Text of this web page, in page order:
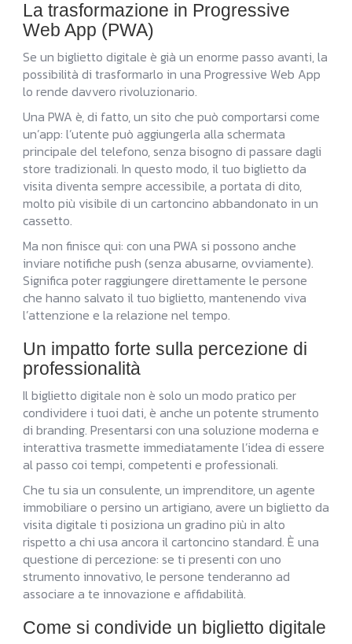
La trasformazione in Progressive
Web App (PWA)
Se un biglietto digitale è già un enorme passo avanti, la
possibilità di trasformarlo in una Progressive Web App
lo rende davvero rivoluzionario.
Una PWA è, di fatto, un sito che può comportarsi come
un’app: l’utente può aggiungerla alla schermata
principale del telefono, senza bisogno di passare dagli
store tradizionali. In questo modo, il tuo biglietto da
visita diventa sempre accessibile, a portata di dito,
molto più visibile di un cartoncino abbandonato in un
cassetto.
Ma non finisce qui: con una PWA si possono anche
inviare notifiche push (senza abusarne, ovviamente).
Significa poter raggiungere direttamente le persone
che hanno salvato il tuo biglietto, mantenendo viva
l’attenzione e la relazione nel tempo.
Un impatto forte sulla percezione di
professionalità
Il biglietto digitale non è solo un modo pratico per
condividere i tuoi dati, è anche un potente strumento
di branding. Presentarsi con una soluzione moderna e
interattiva trasmette immediatamente l’idea di essere
al passo coi tempi, competenti e professionali.
Che tu sia un consulente, un imprenditore, un agente
immobiliare o persino un artigiano, avere un biglietto da
visita digitale ti posiziona un gradino più in alto
rispetto a chi usa ancora il cartoncino standard. È una
questione di percezione: se ti presenti con uno
strumento innovativo, le persone tenderanno ad
associare a te innovazione e affidabilità.
Come si condivide un biglietto digitale